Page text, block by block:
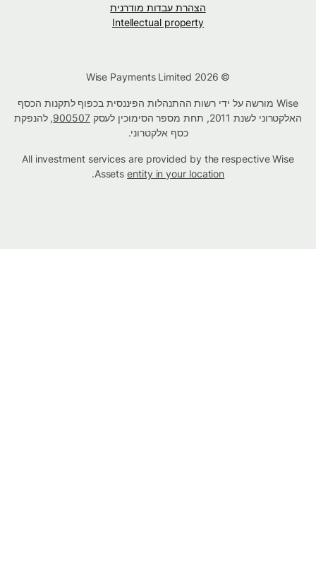
הצהרת עבדות מודרנית
Intellectual property
Wise מורשה על ידי רשות ההתנהלות הפיננסית בכפוף לתקנות הכסף
האלקטרוני לשנת 2011, תחת מספר הסימוכין לעסק
900507, להנפקת
כסף אלקטרוני.
All investment services are provided by the respective Wise
Assetsentity in your location
.